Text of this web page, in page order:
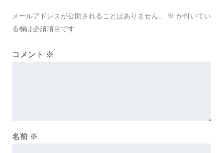
メールアドレスが公開されることはありません。 ※ が付いてい
る欄は必須項目です
コメント ※
名前 ※